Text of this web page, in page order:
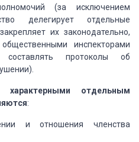
(за исключением
делегирует отдельные
их законодательно,
инспекторами
протоколы об
характерными отдельным
:
и отношения членства